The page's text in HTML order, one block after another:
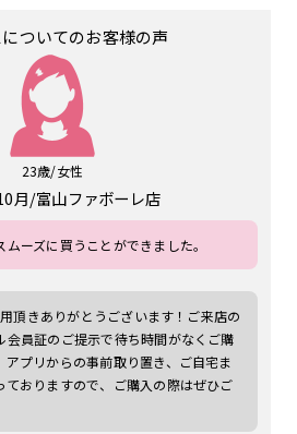
についてのお客様の声
23歳/女性
月 富山ファボーレ店
ーズに買うことができました。
頂きありがとうございます！ご来店の
会員証のご提示で待ち時間がなくご購
アプリからの事前取り置き、ご自宅ま
ておりますので、ご購入の際はぜひご